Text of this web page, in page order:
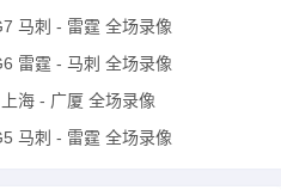
马刺 - 雷霆 全场录像
雷霆 - 马刺 全场录像
海 - 广厦 全场录像
马刺 - 雷霆 全场录像